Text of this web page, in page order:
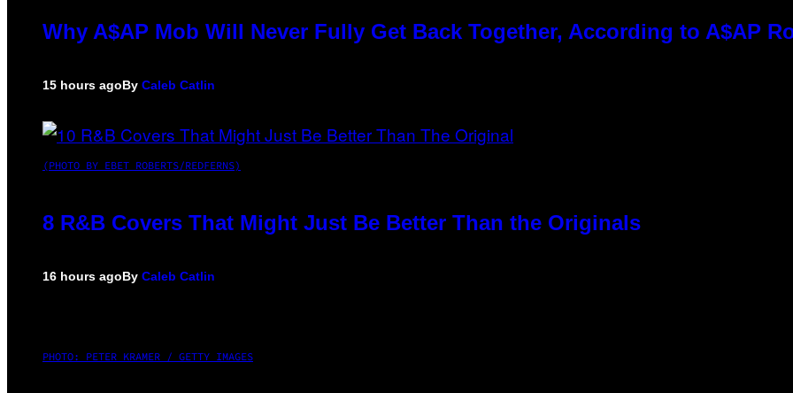
Why A$AP Mob Will Never Fully Get Back Together, According to A$AP
15 hours agoBy Caleb Catlin
(PHOTO BY EBET ROBERTS/REDFERNS)
8 R&B Covers That Might Just Be Better Than the Originals
16 hours agoBy Caleb Catlin
PHOTO: PETER KRAMER / GETTY IMAGES